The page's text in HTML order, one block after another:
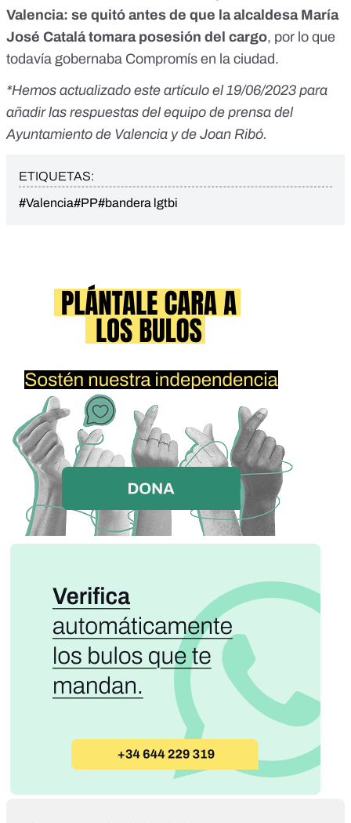
Valencia: se quitó antes de que la alcaldesa María
José Catalá tomara posesión del cargo, por lo que
todavía gobernaba Compromís en la ciudad.
*Hemos actualizado este artículo el 19/06/2023 para
añadir las respuestas del equipo de prensa del
Ayuntamiento de Valencia y de Joan Ribó.
ETIQUETAS:
#Valencia#PP#bandera lgtbi